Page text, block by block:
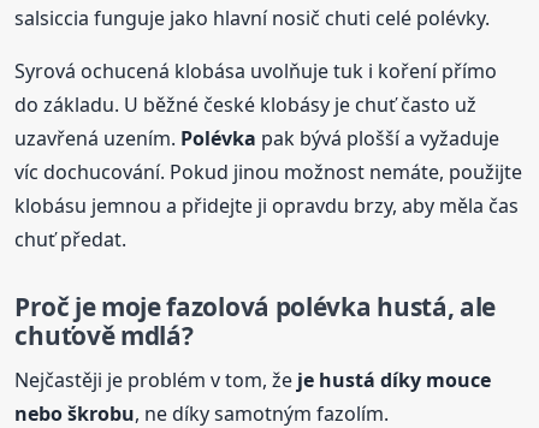
salsiccia funguje jako hlavní nosič chuti celé polévky.
Syrová ochucená klobása uvolňuje tuk i koření přímo
do základu. U běžné české klobásy je chuť často už
uzavřená uzením. Polévka pak bývá plošší a vyžaduje
víc dochucování. Pokud jinou možnost nemáte, použijte
klobásu jemnou a přidejte ji opravdu brzy, aby měla čas
chuť předat.
Proč je moje fazolová polévka hustá, ale
chuťově mdlá?
Nejčastěji je problém v tom, že je hustá díky mouce
nebo škrobu, ne díky samotným fazolím.